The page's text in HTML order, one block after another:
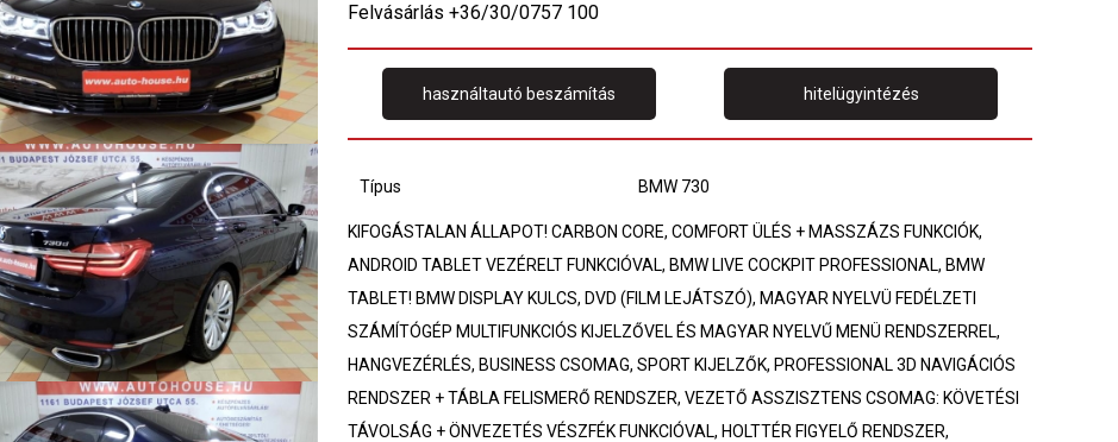
Felvásárlás +36/30/0757 100
használtautó beszámítás hitelügyintézés
Típus BMW 730
KIFOGÁSTALAN ÁLLAPOT! CARBON CORE, COMFORT ÜLÉS + MASSZÁZS FUNKCIÓK,
ANDROID TABLET VEZÉRELT FUNKCIÓVAL, BMW LIVE COCKPIT PROFESSIONAL, BMW
TABLET! BMW DISPLAY KULCS, DVD (FILM LEJÁTSZÓ), MAGYAR NYELVÜ FEDÉLZETI
SZÁMÍTÓGÉP MULTIFUNKCIÓS KIJELZŐVEL ÉS MAGYAR NYELVŰ MENÜ RENDSZERREL,
HANGVEZÉRLÉS, BUSINESS CSOMAG, SPORT KIJELZŐK, PROFESSIONAL 3D NAVIGÁCIÓS
RENDSZER + TÁBLA FELISMERŐ RENDSZER, VEZETŐ ASSZISZTENS CSOMAG: KÖVETÉSI
TÁVOLSÁG + ÖNVEZETÉS VÉSZFÉK FUNKCIÓVAL, HOLTTÉR FIGYELŐ RENDSZER,